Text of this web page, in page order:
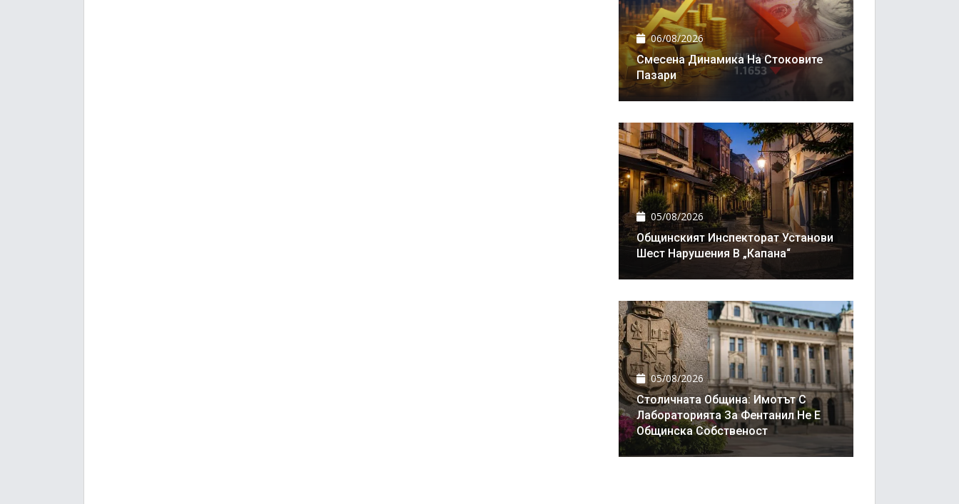
06/08/2026
Смесена Динамика На Стоковите
Пазари
05/08/2026
Общинският Инспекторат Установи
Шест Нарушения В „Капана“
05/08/2026
Столичната Община: Имотът С
Лабораторията За Фентанил Не Е
Общинска Собственост